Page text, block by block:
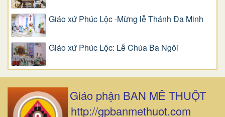
Giáo xứ Phúc Lộc -Mừng lễ Thánh Đa Minh
Giáo xứ Phúc Lộc: Lễ Chúa Ba Ngôi
Giáo phận BAN MÊ THUỘT
http://gpbanmethuot.com